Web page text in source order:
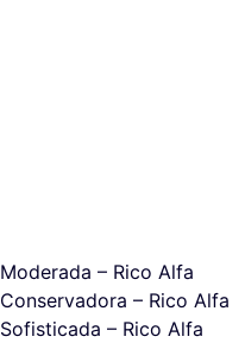
Moderada – Rico Alfa
Conservadora – Rico Alfa
Sofisticada – Rico Alfa